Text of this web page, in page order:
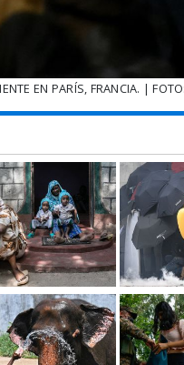
EN PARÍS, FRANCIA. |